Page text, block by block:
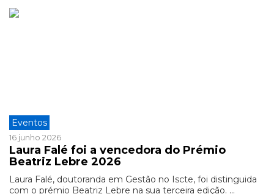
Eventos
16 junho 2026
Laura Falé foi a vencedora do Prémio
Beatriz Lebre 2026
Laura Falé, doutoranda em Gestão no Iscte, foi distinguida
com o prémio Beatriz Lebre na sua terceira edição. ...